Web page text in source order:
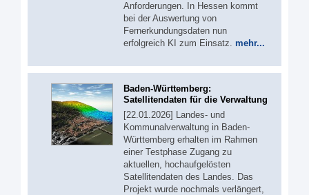
Anforderungen. In Hessen kommt
bei der Auswertung von
Fernerkundungsdaten nun
erfolgreich KI zum Einsatz. mehr...
Baden-Württemberg:
Satellitendaten für die Verwaltung
[22.01.2026] Landes- und
Kommunalverwaltung in Baden-
Württemberg erhalten im Rahmen
einer Testphase Zugang zu
aktuellen, hochaufgelösten
Satellitendaten des Landes. Das
Projekt wurde nochmals verlängert,